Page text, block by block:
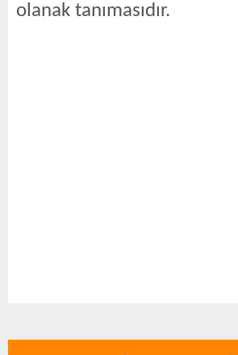
olanak tanımasıdır.